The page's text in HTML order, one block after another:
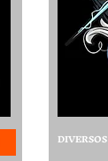
DIVERSOS